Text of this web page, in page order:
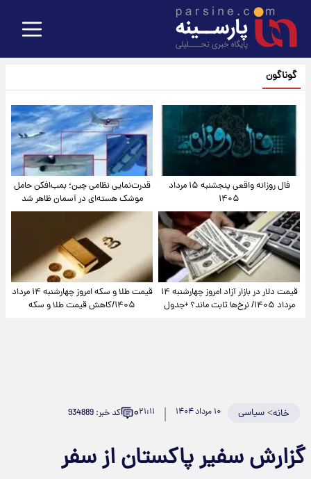
گوناگون
فال روزانه واقعی پنجشنبه ۱۵ مرداد
۱۴۰۵
قدرت‌نمایی نظامی چین؛ بمب‌افکن حامل
موشک هسته‌ای در آسمان ظاهر شد
قیمت دلار در بازار آزاد امروز چهارشنبه ۱۴
مرداد ۱۴۰۵/ نرخ‌ها ثابت ماند؟ +جدول
قیمت طلا و سکه امروز چهارشنبه ۱۴ مرداد
۱۴۰۵/کاهش قیمت طلا و سکه
خانه>سیاسی ۱۰ مرداد ۱۴۰۴ ۲۱:۱۱۰ کد خبر: 934889
گزارش سفیر پاکستان از سفر